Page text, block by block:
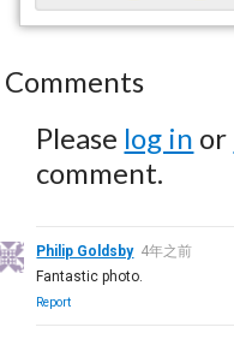
Comments
Please log in or
comment.
Philip Goldsby 4年之前
Fantastic photo.
Report